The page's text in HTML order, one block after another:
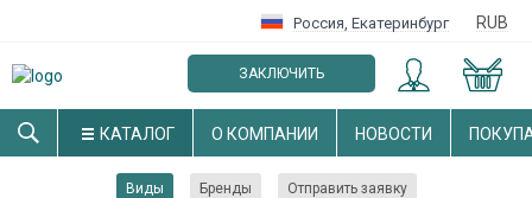
Россия, Екатеринбург RUB
ЗАКЛЮЧИТЬ
ОПТОВЫЙ ДОГОВОР
КАТАЛОГ О КОМПАНИИ НОВОСТИ
Виды Бренды Отправить заявку